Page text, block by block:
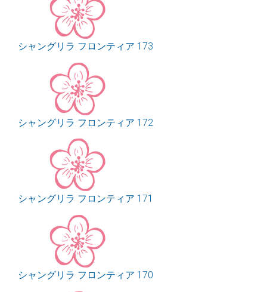
シャングリラ フロンティア 173
シャングリラ フロンティア 172
シャングリラ フロンティア 171
シャングリラ フロンティア 170